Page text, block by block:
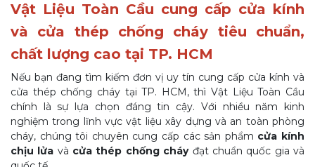
Vật Liệu Toàn Cầu cung cấp cửa kính
và cửa thép chống cháy tiêu chuẩn,
chất lượng cao tại TP. HCM
Nếu bạn đang tìm kiếm đơn vị uy tín cung cấp cửa kính và
cửa thép chống cháy tại TP. HCM, thì Vật Liệu Toàn Cầu
chính là sự lựa chọn đáng tin cậy. Với nhiều năm kinh
nghiệm trong lĩnh vực vật liệu xây dựng và an toàn phòng
cháy, chúng tôi chuyên cung cấp các sản phẩm cửa kính
chịu lửa và cửa thép chống cháyđạt chuẩn quốc gia và